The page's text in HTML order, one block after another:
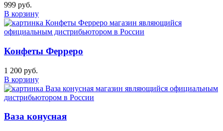
999 руб.
В корзину
Конфеты Ферреро
1 200 руб.
В корзину
Ваза конусная